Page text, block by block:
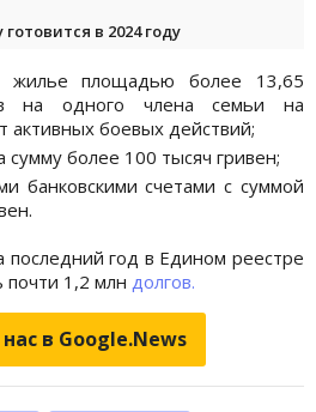
в 2024 году
жилье площадью более 13,65
на одного члена семьи на
активных боевых действий;
более 100 тысяч гривен;
банковскими счетами с суммой
последний год в Едином реестре
почти 1,2 млн долгов.
в Google.News